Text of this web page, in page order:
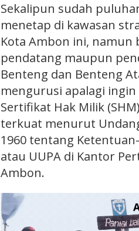
Sekalipun sudah
menetap di kawasan
Kota Ambon ini, namun
pendatang maupun
Benteng dan Benteng
mengurusi apalagi
Sertifikat Hak Milik
terkuat menurut
1960 tentang
atau UUPA di Kantor
Ambon.